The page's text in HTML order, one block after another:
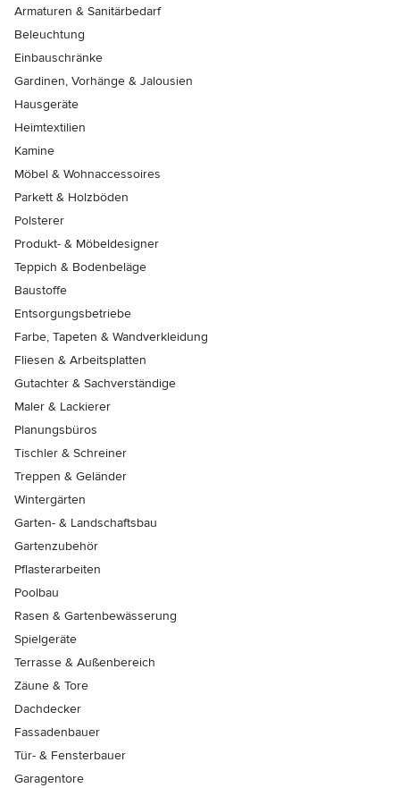
Armaturen & Sanitärbedarf
Beleuchtung
Einbauschränke
Gardinen, Vorhänge & Jalousien
Hausgeräte
Heimtextilien
Kamine
Möbel & Wohnaccessoires
Parkett & Holzböden
Polsterer
Produkt- & Möbeldesigner
Teppich & Bodenbeläge
Baustoffe
Entsorgungsbetriebe
Farbe, Tapeten & Wandverkleidung
Fliesen & Arbeitsplatten
Gutachter & Sachverständige
Maler & Lackierer
Planungsbüros
Tischler & Schreiner
Treppen & Geländer
Wintergärten
Garten- & Landschaftsbau
Gartenzubehör
Pflasterarbeiten
Poolbau
Rasen & Gartenbewässerung
Spielgeräte
Terrasse & Außenbereich
Zäune & Tore
Dachdecker
Fassadenbauer
Tür- & Fensterbauer
Garagentore